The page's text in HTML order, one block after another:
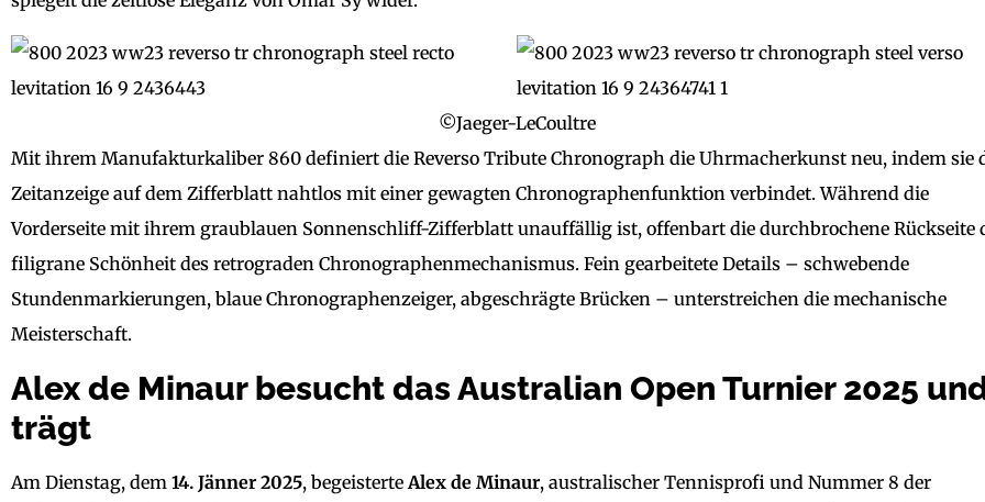
©Jaeger-LeCoultre
Mit ihrem Manufakturkaliber 860 definiert die Reverso Tribute Chronograph die Uhrmacherkunst neu, indem sie
Zeitanzeige auf dem Zifferblatt nahtlos mit einer gewagten Chronographenfunktion verbindet. Während die
Vorderseite mit ihrem graublauen Sonnenschliff-Zifferblatt unauffällig ist, offenbart die durchbrochene Rückseite
filigrane Schönheit des retrograden Chronographenmechanismus. Fein gearbeitete Details – schwebende
Stundenmarkierungen, blaue Chronographenzeiger, abgeschrägte Brücken – unterstreichen die mechanische
Meisterschaft.
Alex de Minaur besucht das Australian Open Turnier 2025
trägt
Am Dienstag, dem 14. Jänner 2025, begeisterteAlex de Minaur, australischer Tennisprofi und Nummer 8 der